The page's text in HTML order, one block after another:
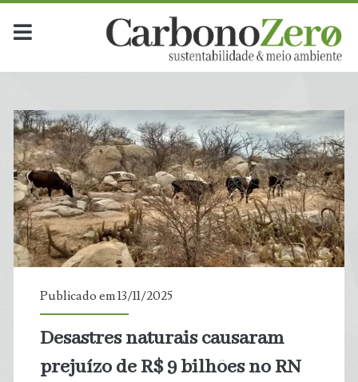
Publicado em 13/11/2025
Desastres naturais causaram
prejuízo de R$ 9 bilhões no RN